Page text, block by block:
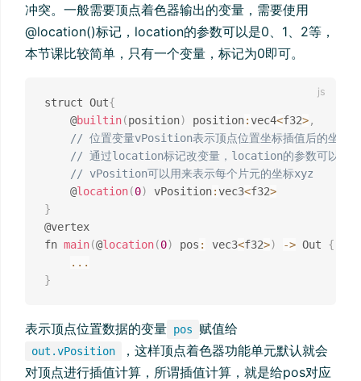
冲突。一般需要顶点着色器输出的变量，需要使用
@location()标记，location的参数可以是0、1、2等，
本节课比较简单，只有一个变量，标记为0即可。
struct Out{
    @
builtin(position) position:vec4<f32>,
// 位置变量vPosition表示顶点位置坐标插值后的坐标
// 通过location标记改变量，location的参数可以是0
// vPosition可以用来表示每个片元的坐标xyz
    @
location(0) vPosition:vec3<f32>
}
@vertex
fn main(@location(0) pos : vec3<f32>) -> Out {
...
}
表示顶点位置数据的变量 pos 赋值给
out.vPosition
，这样顶点着色器功能单元默认就会
对顶点进行插值计算，所谓插值计算，就是给pos对应